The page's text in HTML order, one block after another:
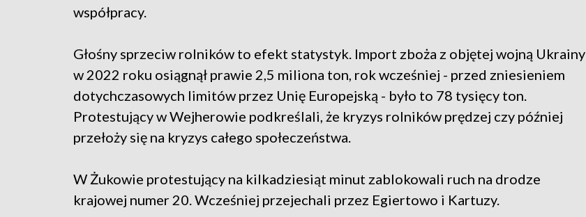
współpracy.
Głośny sprzeciw rolników to efekt statystyk. Import zboża z objętej wojną Ukrainy
w 2022 roku osiągnął prawie 2,5 miliona ton, rok wcześniej - przed zniesieniem
dotychczasowych limitów przez Unię Europejską - było to 78 tysięcy ton.
Protestujący w Wejherowie podkreślali, że kryzys rolników prędzej czy później
przełoży się na kryzys całego społeczeństwa.
W Żukowie protestujący na kilkadziesiąt minut zablokowali ruch na drodze
krajowej numer 20. Wcześniej przejechali przez Egiertowo i Kartuzy.